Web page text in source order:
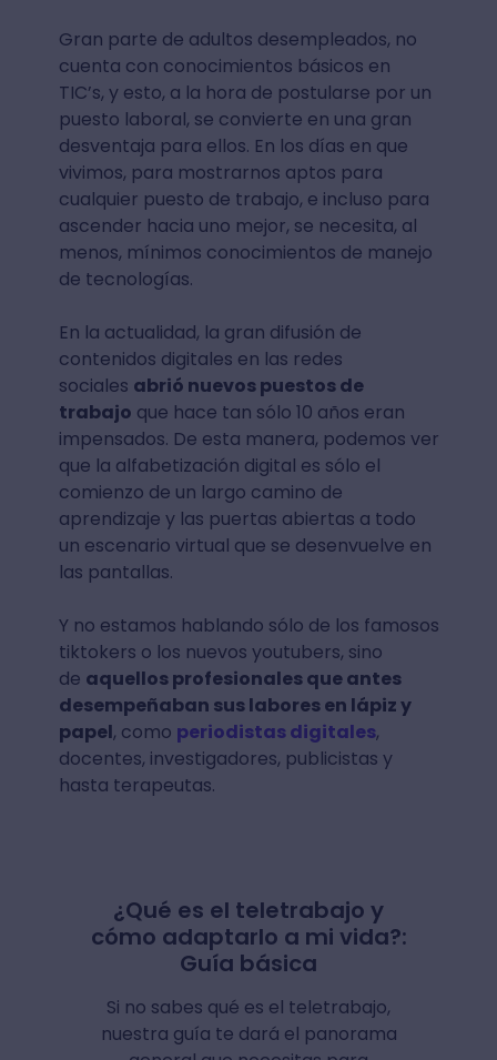
Gran parte de adultos desempleados, no
cuenta con conocimientos básicos en
TIC’s, y esto, a la hora de postularse por un
puesto laboral, se convierte en una gran
desventaja para ellos. En los días en que
vivimos, para mostrarnos aptos para
cualquier puesto de trabajo, e incluso para
ascender hacia uno mejor, se necesita, al
menos, mínimos conocimientos de manejo
de tecnologías.
En la actualidad, la gran difusión de
contenidos digitales en las redes
sociales abrió nuevos puestos de
trabajo que hace tan sólo 10 años eran
impensados. De esta manera, podemos ver
que la alfabetización digital es sólo el
comienzo de un largo camino de
aprendizaje y las puertas abiertas a todo
un escenario virtual que se desenvuelve en
las pantallas.
Y no estamos hablando sólo de los famosos
tiktokers o los nuevos youtubers, sino
de aquellos profesionales que antes
desempeñaban sus labores en lápiz y
papel, como periodistas digitales,
docentes, investigadores, publicistas y
hasta terapeutas.
¿Qué es el teletrabajo y
cómo adaptarlo a mi vida?:
Guía básica
Si no sabes qué es el teletrabajo,
nuestra guía te dará el panorama